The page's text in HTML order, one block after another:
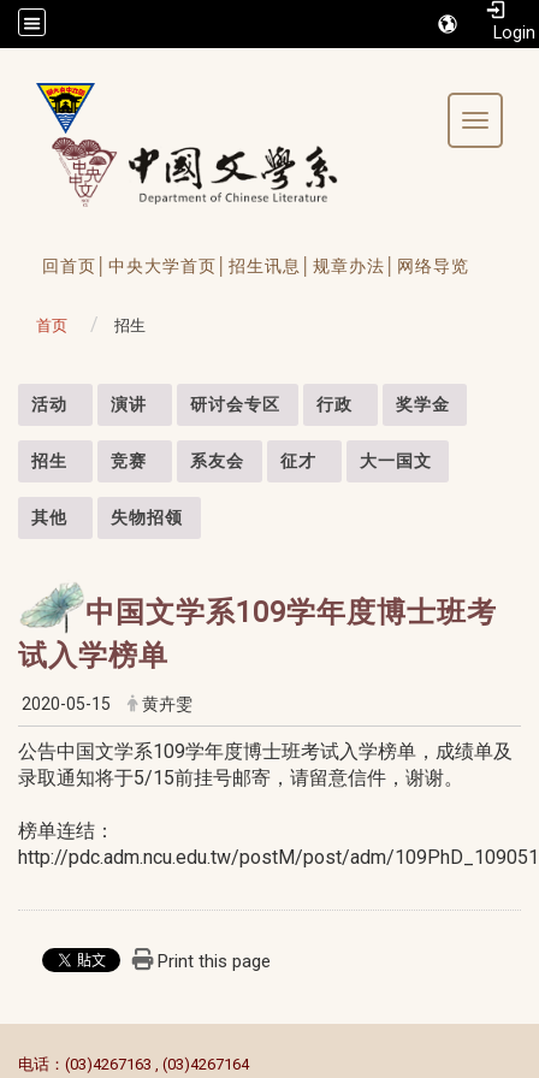
/accesskey"" title="Toolbar">:::
Toggle
回首页│ 中央大学首页│ 招生讯息│ 规章办法│ 网络导览
首页 招生
活动 演讲 研讨会专区 行政 奖学金
招生 竞赛 系友会 征才 大一国文
其他 失物招领
中国文学系109学年度博士班考
试入学榜单
2020-05-15 黄卉雯
公告中国文学系109学年度博士班考试入学榜单，成绩单及
录取通知将于5/15前挂号邮寄，请留意信件，谢谢。
榜单连结：
http://pdc.adm.ncu.edu.tw/postM/post/adm/
Print this page
电话：(03)4267163 , (03)4267164